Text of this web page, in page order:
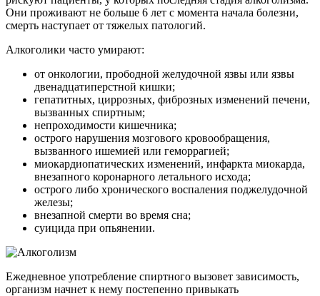
Они проживают не больше 6 лет с момента начала болезни,
смерть наступает от тяжелых патологий.
Алкоголики часто умирают:
от онкологии, прободной желудочной язвы или язвы
двенадцатиперстной кишки;
гепатитных, циррозных, фиброзных изменений печени,
вызванных спиртным;
непроходимости кишечника;
острого нарушения мозгового кровообращения,
вызванного ишемией или геморрагией;
миокардиопатических изменений, инфаркта миокарда,
внезапного коронарного летального исхода;
острого либо хронического воспаления поджелудочной
железы;
внезапной смерти во время сна;
суицида при опьянении.
Ежедневное употребление спиртного вызовет зависимость,
организм начнет к нему постепенно привыкать